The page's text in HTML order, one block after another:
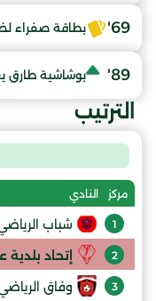
69' بطاقة صفراء
89' بوشاشية
الترتيب
مركز النادي
1 شباب
2 إتحاد بلدية
3 وفاق الرياضي